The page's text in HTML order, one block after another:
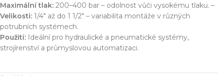
Maximální tlak: 200–400 bar – odolnost vůči vysokému tlaku. –
Velikosti: 1/4″ až do 1 1/2″ – variabilita montáže v různých
potrubních systémech.
Použití: Ideální pro hydraulické a pneumatické systémy,
strojírenství a průmyslovou automatizaci.